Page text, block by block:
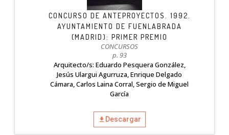
CONCURSO DE ANTEPROYECTOS. 1992.
AYUNTAMIENTO DE FUENLABRADA
(MADRID): PRIMER PREMIO
CONCURSOS
p. 93
Arquitecto/s: Eduardo Pesquera González,
Jesús Ulargui Agurruza, Enrique Delgado
Cámara, Carlos Laina Corral, Sergio de Miguel
García
Descargar